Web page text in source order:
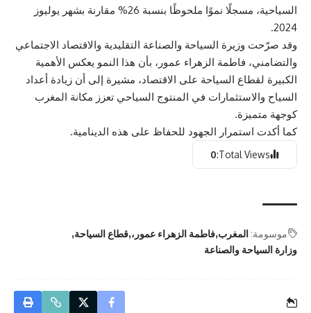
السياحية، مسجلًا نموًا ملحوظًا بنسبة 26% مقارنة بشهر يوليوز
2024.
وقد صرّحت وزيرة السياحة والصناعة التقليدية والاقتصاد الاجتماعي
والتضامني، فاطمة الزهراء عمور، بأن هذا النمو يعكس الأهمية
الكبيرة لقطاع السياحة على الاقتصاد، مشيرة إلى أن زيادة أعداد
السياح والاستثمارات في المنتوج السياحي تعزز مكانة المغرب
كوجهة متميزة.
كما أكدت استمرار الجهود للحفاظ على هذه الدينامية.
Total Views:
0
موسومة: المغرب فاطمة الزهراء عمور، قطاع السياحة
وزارة السياحة والصناعة